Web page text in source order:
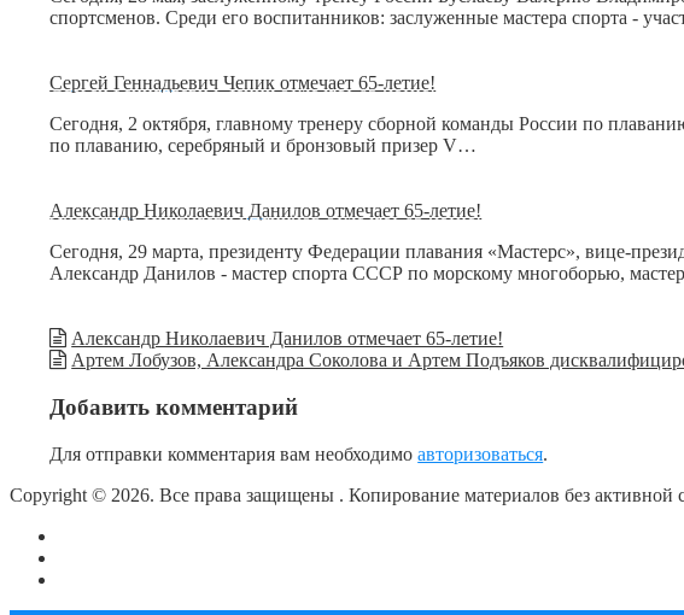
спортсменов. Среди его воспитанников: заслуженные мастера спорта -
Сергей Геннадьевич Чепик отмечает 65-летие!
Сегодня, 2 октября, главному тренеру сборной команды России по
по плаванию, серебряный и бронзовый призер V…
Александр Николаевич Данилов отмечает 65-летие!
Сегодня, 29 марта, президенту Федерации плавания «Мастерс», вице-
Александр Данилов - мастер спорта СССР по морскому многоборью,
Александр Николаевич Данилов отмечает 65-летие!
Артем Лобузов, Александра Соколова и Артем Подъяков
Добавить комментарий
Для отправки комментария вам необходимоавторизоваться.
Copyright © 2026. Все права защищены . Копирование материалов без активной